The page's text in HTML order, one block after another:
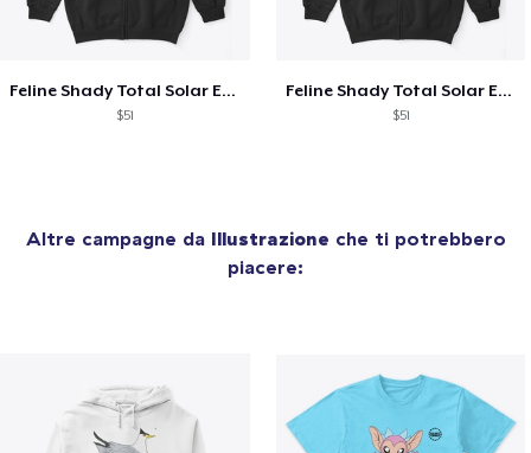
Feline Shady Total Solar Eclipse Tijuana
$51
Feline Shady Total Solar Eclipse Toledo
$51
Altre campagne da Illustrazione che ti potrebbero
piacere: